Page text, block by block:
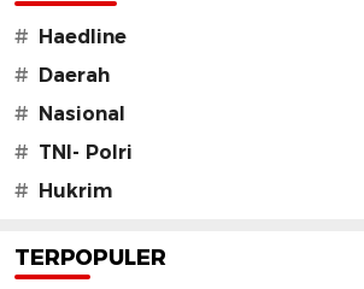
#
Haedline
#
Daerah
#
Nasional
# TNI- Polri
#
Hukrim
TERPOPULER